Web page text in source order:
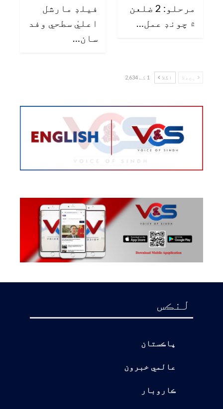
مرحلو: 2 ضلعن
۾ چونڊ عمل…
فيلڊ مارشل
اعليٰ سطحي وفد
سان…
پچھلا اگلا 1 کے 2,634
لنڪس
پاڪستان
عالمي خبرون
ڪاروبار